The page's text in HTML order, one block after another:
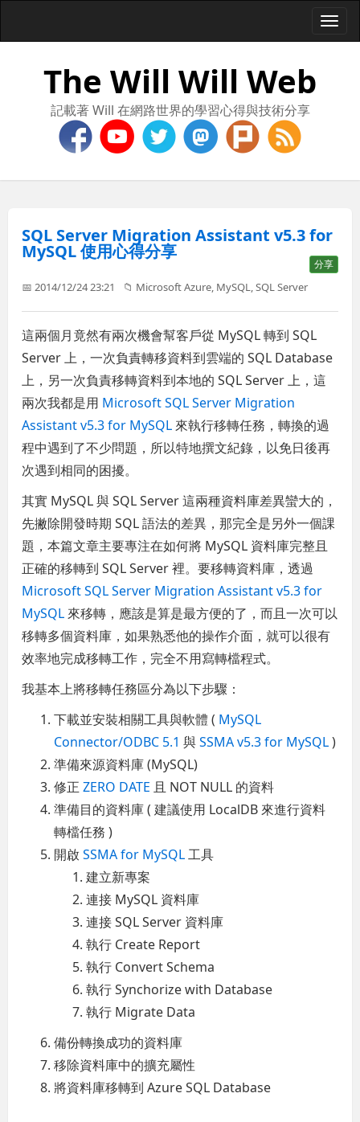
The Will Will Web
記載著 Will 在網路世界的學習心得與技術分享
SQL Server Migration Assistant v5.3 for
MySQL 使用心得分享
分享
📅 2014/12/24 23:21 📁 Microsoft Azure MySQL ,SQL Server
這兩個月竟然有兩次機會幫客戶從 MySQL 轉到 SQL
Server 上，一次負責轉移資料到雲端的 SQL Database
上，另一次負責移轉資料到本地的 SQL Server 上，這
兩次我都是用 Microsoft SQL Server Migration
Assistant v5.3 for MySQL 來執行移轉任務，轉換的過
程中遇到了不少問題，所以特地撰文紀錄，以免日後再
次遇到相同的困擾。
其實 MySQL 與 SQL Server 這兩種資料庫差異蠻大的，
先撇除開發時期 SQL 語法的差異，那完全是另外一個課
題，本篇文章主要專注在如何將 MySQL 資料庫完整且
正確的移轉到 SQL Server 裡。要移轉資料庫，透過
Microsoft SQL Server Migration Assistant v5.3 for
MySQL 來移轉，應該是算是最方便的了，而且一次可以
移轉多個資料庫，如果熟悉他的操作介面，就可以很有
效率地完成移轉工作，完全不用寫轉檔程式。
我基本上將移轉任務區分為以下步驟：
下載並安裝相關工具與軟體 ( MySQL
Connector/ODBC 5.1 與SSMA v5.3 for MySQL)
準備來源資料庫 (MySQL)
修正ZERO DATE 且 NOT NULL 的資料
準備目的資料庫 ( 建議使用 LocalDB 來進行資料
轉檔任務 )
開啟SSMA for MySQL工具
建立新專案
連接 MySQL 資料庫
連接 SQL Server 資料庫
執行 Create Report
執行 Convert Schema
執行 Synchorize with Database
執行 Migrate Data
備份轉換成功的資料庫
移除資料庫中的擴充屬性
將資料庫移轉到 Azure SQL Database